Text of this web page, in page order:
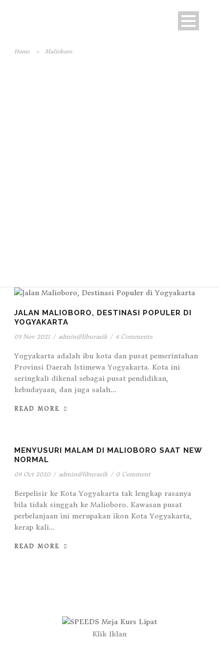
Home > Malioboro
JALAN MALIOBORO, DESTINASI POPULER DI
YOGYAKARTA
03 Nov 2021 / admin@liburasik / 4 Comments
Yogyakarta adalah ibu kota dan pusat pemerintahan
Provinsi Daerah Istimewa Yogyakarta. Kota ini
seringkali dikenal sebagai pusat pendidikan,
kebudayaan, dan juga salah...
READ MORE
MENYUSURI MALAM DI MALIOBORO SAAT NEW
NORMAL
09 Oct 2020 / admin@liburasik / 0 Comment
Berpelisir ke Kota Yogyakarta tak lengkap rasanya
bila tidak singgah ke Malioboro. Kawasan pusat
perbelanjaan ini merupakan ikon Kota Yogyakarta,
kerap kali...
READ MORE
Klik Iklan